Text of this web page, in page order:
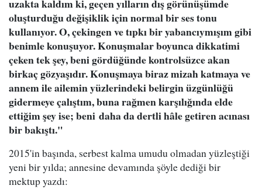
uzakta kaldım ki, geçen yılların dış görünüşümde
oluşturduğu değişiklik için normal bir ses tonu
kullanıyor. O, çekingen ve tıpkı bir yabancıymışım gibi
benimle konuşuyor. Konuşmalar boyunca dikkatimi
çeken tek şey, beni gördüğünde kontrolsüzce akan
birkaç gözyaşıdır. Konuşmaya biraz mizah katmaya ve
annem ile ailemin yüzlerindeki belirgin üzgünlüğü
gidermeye çalıştım, buna rağmen karşılığında elde
ettiğim şey ise; beni daha da dertli hâle getiren acınası
bir bakıştı."
2015'in başında, serbest kalma umudu olmadan yüzleştiği
yeni bir yılda; annesine devamında şöyle dediği bir
mektup yazdı: